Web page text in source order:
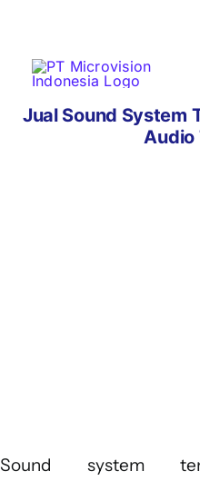
content
Jual Sound System
Audio
Sound system